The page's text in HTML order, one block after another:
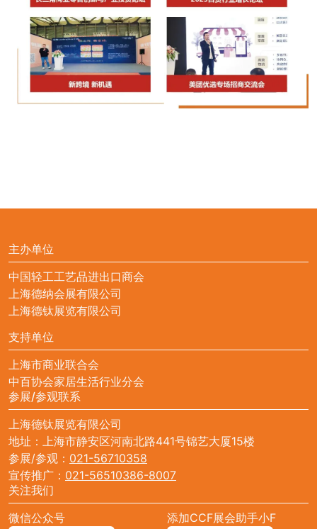
主办单位
中国轻工工艺品进出口商会
上海德纳会展有限公司
上海德钛展览有限公司
支持单位
上海市商业联合会
中百协会家居生活行业分会
参展/参观联系
上海德钛展览有限公司
地址：上海市静安区河南北路441号锦艺大厦15楼
参展/参观： 021-56710358
宣传推广： 021-56510386-8007
关注我们
微信公众号
添加CCF展会助手小F